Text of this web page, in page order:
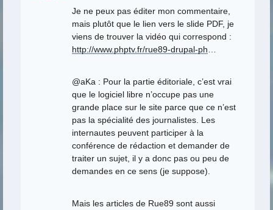
Je ne peux pas éditer mon commentaire,
mais plutôt que le lien vers le slide PDF, je
viens de trouver la vidéo qui correspond :
http://www.phptv.fr/rue89-drupal-ph
@aKa : Pour la partie éditoriale, c’est vrai
que le logiciel libre n’occupe pas une
grande place sur le site parce que ce n’est
pas la spécialité des journalistes. Les
internautes peuvent participer à la
conférence de rédaction et demander de
traiter un sujet, il y a donc pas ou peu de
demandes en ce sens (je suppose).
Mais les articles de Rue89 sont aussi